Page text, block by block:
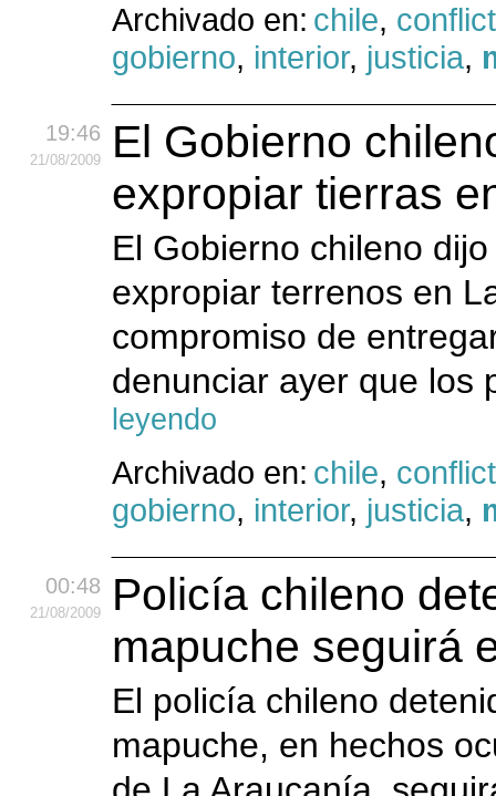
Archivado en: chile,
gobierno, interior, justicia,
19:46
21/08/2009
El Gobierno
expropiar tierras
El Gobierno chileno
expropiar terrenos en
compromiso de
denunciar ayer que los
leyendo
Archivado en: chile,
gobierno, interior, justicia,
00:48
21/08/2009
Policía chileno
mapuche seguirá
El policía chileno
mapuche, en hechos